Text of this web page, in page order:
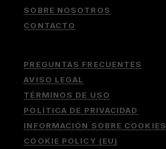
SOBRE NOSOTROS
CONTACTO
PREGUNTAS FRECUENTES
AVISO LEGAL
TÉRMINOS DE USO
POLÍTICA DE PRIVACIDAD
INFORMACIÓN SOBRE COOKIES
COOKIE POLICY (EU)